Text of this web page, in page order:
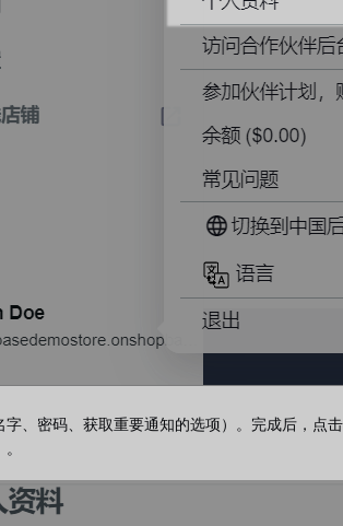
字、密码、获取重要通知的选项）。完成后，点击
。